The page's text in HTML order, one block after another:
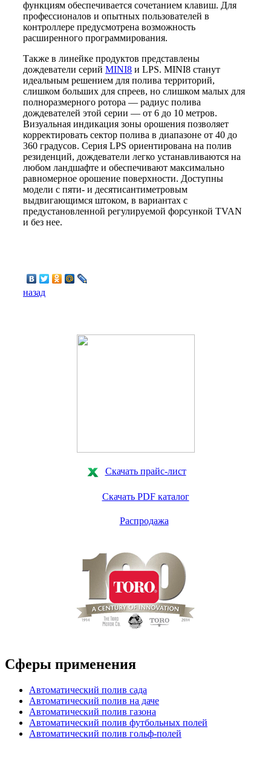
функциям обеспечивается сочетанием клавиш. Для
профессионалов и опытных пользователей в
контроллере предусмотрена возможность
расширенного программирования.
Также в линейке продуктов представлены
дождеватели серий MINI8 и LPS. MINI8 станут
идеальным решением для полива территорий,
слишком больших для спреев, но слишком малых для
полноразмерного ротора — радиус полива
дождевателей этой серии — от 6 до 10 метров.
Визуальная индикация зоны орошения позволяет
корректировать сектор полива в диапазоне от 40 до
360 градусов. Серия LPS ориентирована на полив
резиденций, дождеватели легко устанавливаются на
любом ландшафте и обеспечивают максимально
равномерное орошение поверхности. Доступны
модели с пяти- и десятисантиметровым
выдвигающимся штоком, в вариантах с
предустановленной регулируемой форсункой TVAN
и без нее.
назад
Скачать прайс-лист
Скачать PDF каталог
Распродажа
Сферы применения
Автоматический полив сада
Автоматический полив на даче
Автоматический полив газона
Автоматический полив футбольных полей
Автоматический полив гольф-полей